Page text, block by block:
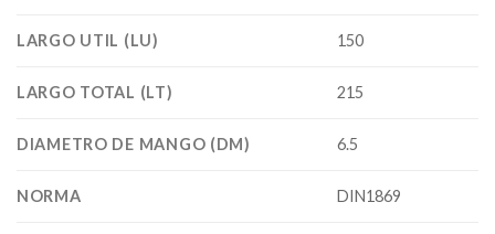
LARGO UTIL (LU) 150
LARGO TOTAL (LT) 215
DIAMETRO DE MANGO (DM) 6.5
NORMA DIN1869